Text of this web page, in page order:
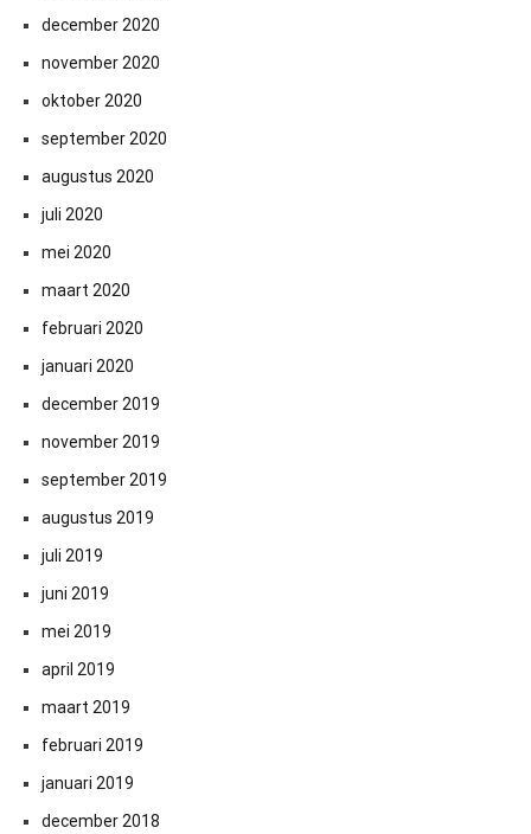
december 2020
november 2020
oktober 2020
september 2020
augustus 2020
juli 2020
mei 2020
maart 2020
februari 2020
januari 2020
december 2019
november 2019
september 2019
augustus 2019
juli 2019
juni 2019
mei 2019
april 2019
maart 2019
februari 2019
januari 2019
december 2018